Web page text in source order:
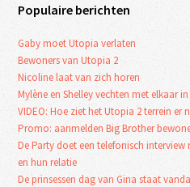
Populaire berichten
Gaby moet Utopia verlaten
Bewoners van Utopia 2
Nicoline laat van zich horen
Mylène en Shelley vechten met elkaar
VIDEO: Hoe ziet het Utopia 2 terrein er
Promo: aanmelden Big Brother
De Party doet een telefonisch
en hun relatie
De prinsessen dag van Gina staat